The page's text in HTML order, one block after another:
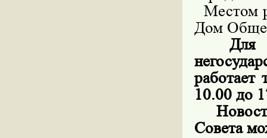
Местом
Дом
Для
работает
10.00 до
Совета